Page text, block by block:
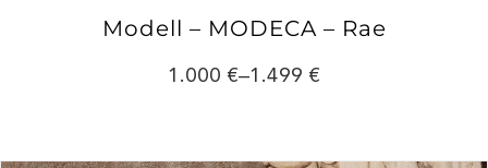
Modell – MODECA – Rae
1.000 –1.499